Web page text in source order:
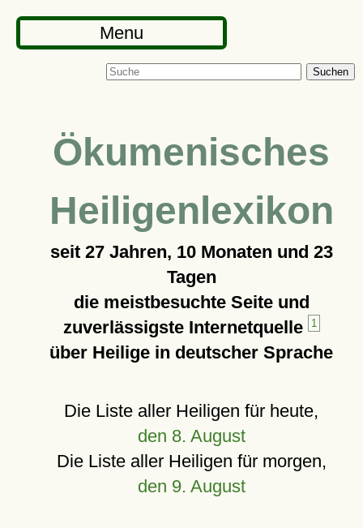
Menu
Suchen
Ökumenisches
Heiligenlexikon
seit 27 Jahren, 10 Monaten und 23
Tagen
die meistbesuchte Seite und
zuverlässigste Internetquelle
1
über Heilige in deutscher Sprache
Die Liste aller Heiligen für heute,
den 8. August
Die Liste aller Heiligen für morgen,
den 9. August